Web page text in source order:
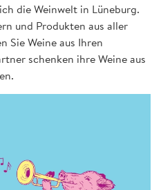
die Weinwelt in Lüneburg.
und Produkten aus aller
Sie Weine aus Ihren
schenken ihre Weine aus